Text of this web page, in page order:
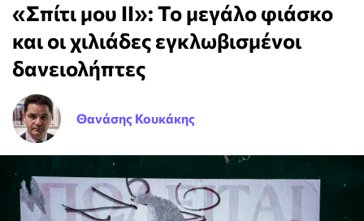
«Σπίτι μου ΙΙ»: Το μεγάλο φιάσκο
και οι χιλιάδες εγκλωβισμένοι
δανειολήπτες
Θανάσης Κουκάκης